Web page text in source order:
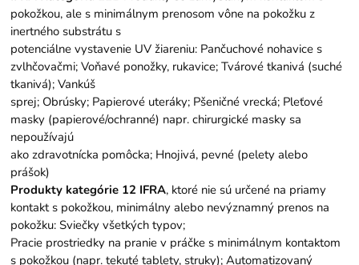
pokožkou, ale s minimálnym prenosom vône na pokožku z
inertného substrátu s
potenciálne vystavenie UV žiareniu: Pančuchové nohavice s
zvlhčovačmi; Voňavé ponožky, rukavice; Tvárové tkanivá (suché
tkanivá); Vankúš
sprej; Obrúsky; Papierové uteráky; Pšeničné vrecká; Pleťové
masky (papierové/ochranné) napr. chirurgické masky sa
nepoužívajú
ako zdravotnícka pomôcka; Hnojivá, pevné (pelety alebo
prášok)
Produkty kategórie 12 IFRA, ktoré nie sú určené na priamy
kontakt s pokožkou, minimálny alebo nevýznamný prenos na
pokožku: Sviečky všetkých typov;
Pracie prostriedky na pranie v práčke s minimálnym kontaktom
s pokožkou (napr. tekuté tablety, struky); Automatizovaný